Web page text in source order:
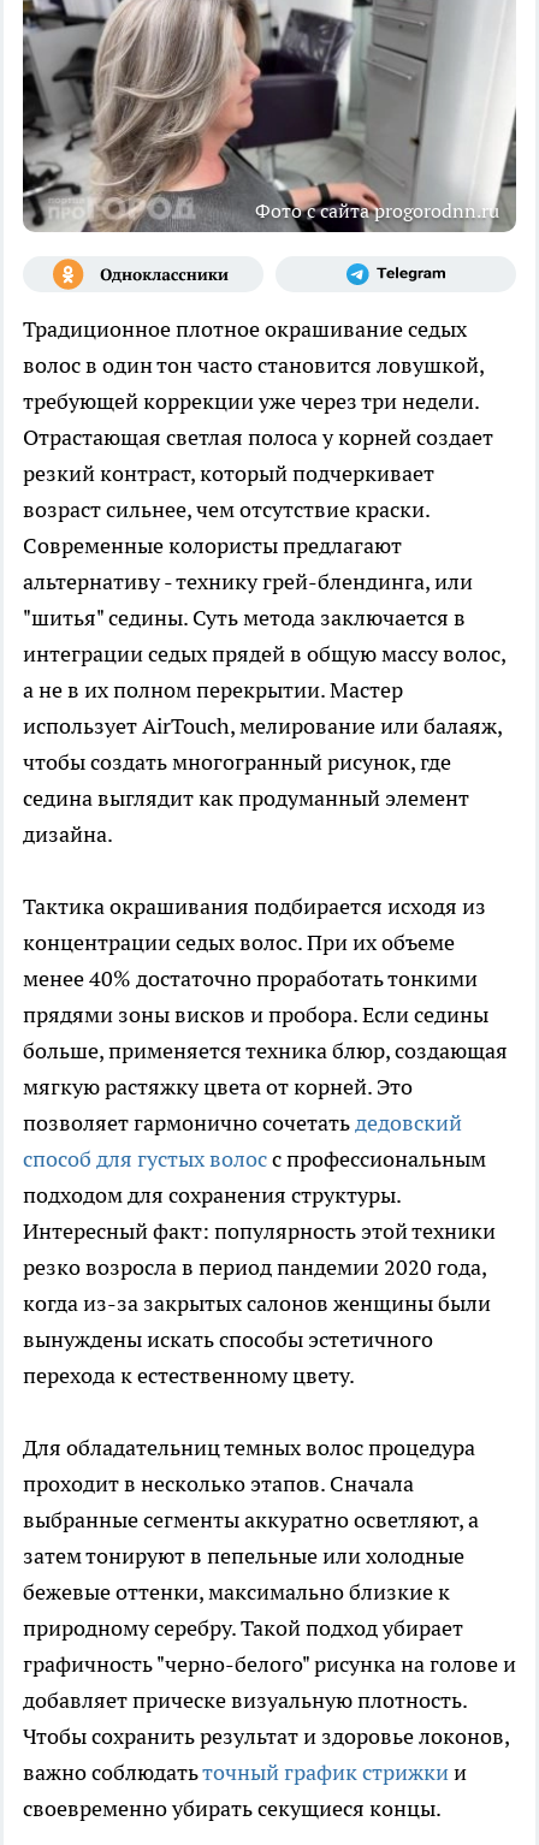
Фото с сайта progorodnn.ru
Традиционное плотное окрашивание седых
волос в один тон часто становится ловушкой,
требующей коррекции уже через три недели.
Отрастающая светлая полоса у корней создает
резкий контраст, который подчеркивает
возраст сильнее, чем отсутствие краски.
Современные колористы предлагают
альтернативу - технику грей-блендинга, или
"шитья" седины. Суть метода заключается в
интеграции седых прядей в общую массу волос,
а не в их полном перекрытии. Мастер
использует AirTouch, мелирование или балаяж,
чтобы создать многогранный рисунок, где
седина выглядит как продуманный элемент
дизайна.
Тактика окрашивания подбирается исходя из
концентрации седых волос. При их объеме
менее 40% достаточно проработать тонкими
прядями зоны висков и пробора. Если седины
больше, применяется техника блюр, создающая
мягкую растяжку цвета от корней. Это
позволяет гармонично сочетатьдедовский
способ для густых волосс профессиональным
подходом для сохранения структуры.
Интересный факт: популярность этой техники
резко возросла в период пандемии 2020 года,
когда из-за закрытых салонов женщины были
вынуждены искать способы эстетичного
перехода к естественному цвету.
Для обладательниц темных волос процедура
проходит в несколько этапов. Сначала
выбранные сегменты аккуратно осветляют, а
затем тонируют в пепельные или холодные
бежевые оттенки, максимально близкие к
природному серебру. Такой подход убирает
графичность "черно-белого" рисунка на голове и
добавляет прическе визуальную плотность.
Чтобы сохранить результат и здоровье локонов,
важно соблюдатьточный график стрижкии
своевременно убирать секущиеся концы.